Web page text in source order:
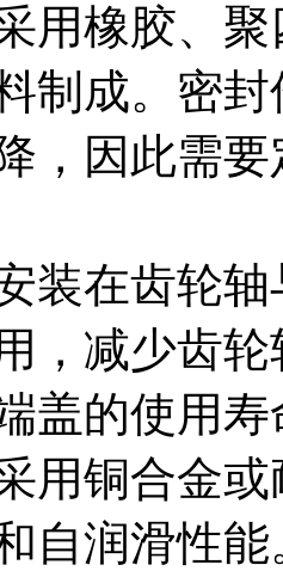
用橡胶、
制成。密
，因此需
装在齿轮
，减少齿
盖的使用寿
用铜合金
自润滑性